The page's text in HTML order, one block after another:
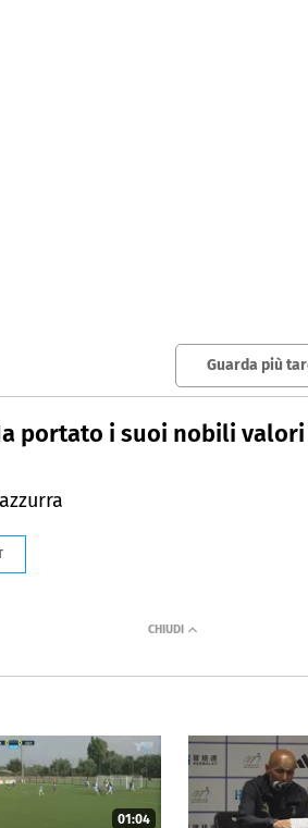
Guarda più
portato i suoi nobili
01:04